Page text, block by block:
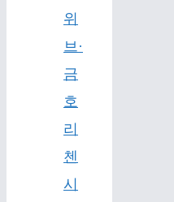
위
브·
금
호
리
첸
시